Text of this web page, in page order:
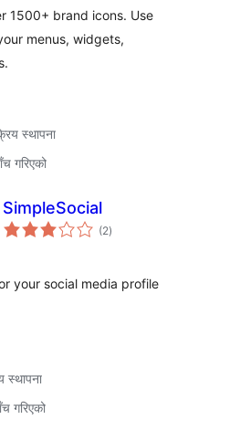
1500+ brand icons. Use
menus, widgets,
स्थापना
गरिएको
SimpleSocial
(2कुल
रेटिङ्गहरू
)
your social media profile
गरिएको